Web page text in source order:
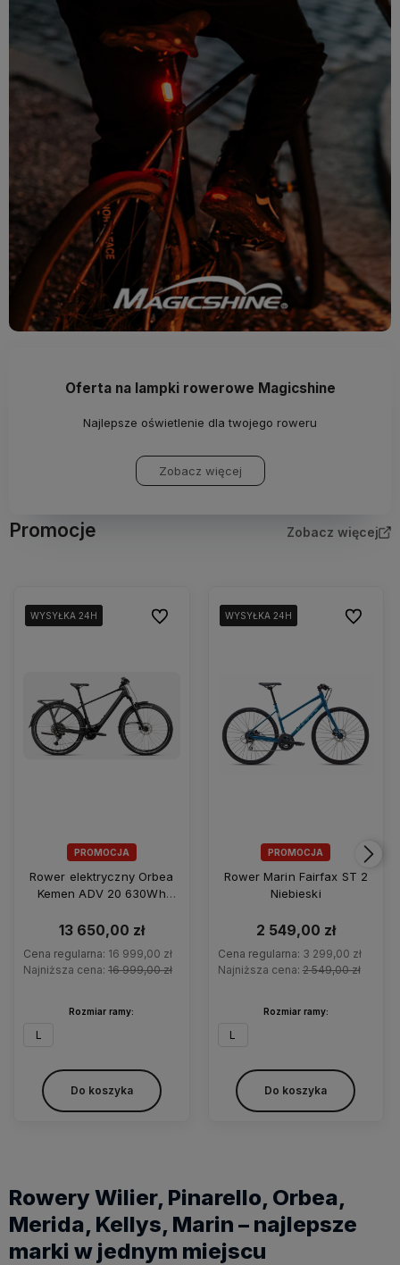
Oferta na lampki rowerowe Magicshine
Najlepsze oświetlenie dla twojego roweru
Zobacz więcej
Promocje Zobacz więcej
PROMOCJA
WYSYŁKA 24H
WYSYŁKA 24H
WYSYŁKA 24H
Rower elektryczny Orbea
Kemen ADV 20 630Wh
13 650,00 zł
Cena regularna: 16 999,00 zł
Najniższa cena: 16 999,00 zł
Do koszyka
Rozmiar ramy:
L
Do ulubionych
PROMOCJA
WYSYŁKA 24H
WYSYŁKA 24H
WYSYŁKA 24H
WYSYŁKA 24H
Rower Marin Fairfax ST 2
Niebieski
2 549,00 zł
Cena regularna: 3 299,00 zł
Najniższa cena:2 549,00 zł
Do koszyka
Rozmiar ramy:
L
Do
Rowery Wilier, Pinarello, Orbea,
Merida, Kellys, Marin – najlepsze
marki w jednym miejscu